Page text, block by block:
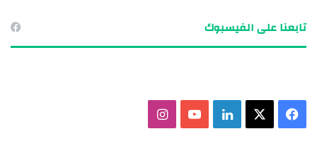
تابعنا على الفيسبوك